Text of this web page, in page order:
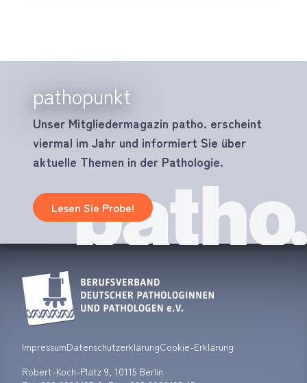
pathopunkt
Unser Mitgliedermagazin patho. erscheint
viermal im Jahr und informiert Sie über
aktuelle Themen in der Pathologie.
Lesen Sie Probe!
ImpressumDatenschutzerklärungCookie-Erklärung
Robert-Koch-Platz 9, 10115 Berlin